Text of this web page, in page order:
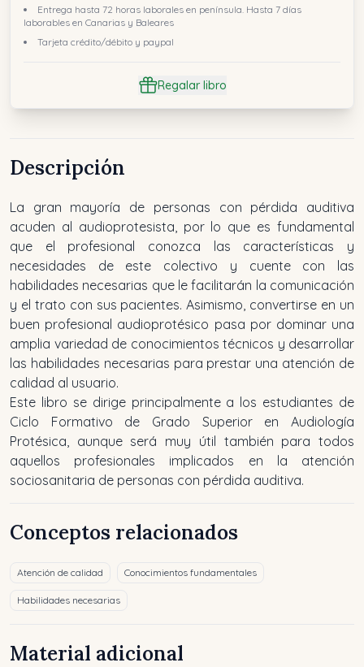
Entrega hasta 72 horas laborales en península. Hasta 7 días
laborables en Canarias y Baleares
Tarjeta crédito/débito y paypal
Regalar libro
Descripción
La gran mayoría de personas con pérdida auditiva
acuden al audioprotesista, por lo que es fundamental
que el profesional conozca las características y
necesidades de este colectivo y cuente con las
habilidades necesarias que le facilitarán la comunicación
y el trato con sus pacientes. Asimismo, convertirse en un
buen profesional audioprotésico pasa por dominar una
amplia variedad de conocimientos técnicos y desarrollar
las habilidades necesarias para prestar una atención de
calidad al usuario.
Este libro se dirige principalmente a los estudiantes de
Ciclo Formativo de Grado Superior en Audiología
Protésica, aunque será muy útil también para todos
aquellos profesionales implicados en la atención
sociosanitaria de personas con pérdida auditiva.
Conceptos relacionados
Atención de calidad Conocimientos fundamentales
Habilidades necesarias
Material adicional